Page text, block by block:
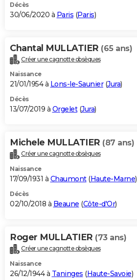
Décès
30/06/2020 à Paris (Paris)
Chantal MULLATIER (65 ans)
Créer une cagnotte obsèques
Naissance
21/01/1954 à Lons-le-Saunier(Jura)
Décès
13/07/2019 à Orgelet(Jura)
Michele MULLATIER (87 ans)
Créer une cagnotte obsèques
Naissance
17/09/1931 à Chaumont(Haute-Marne)
Décès
02/10/2018 à Beaune (Côte-d'Or)
Roger MULLATIER (73 ans)
Créer une cagnotte obsèques
Naissance
26/12/1944 à Taninges (Haute-Savoie)